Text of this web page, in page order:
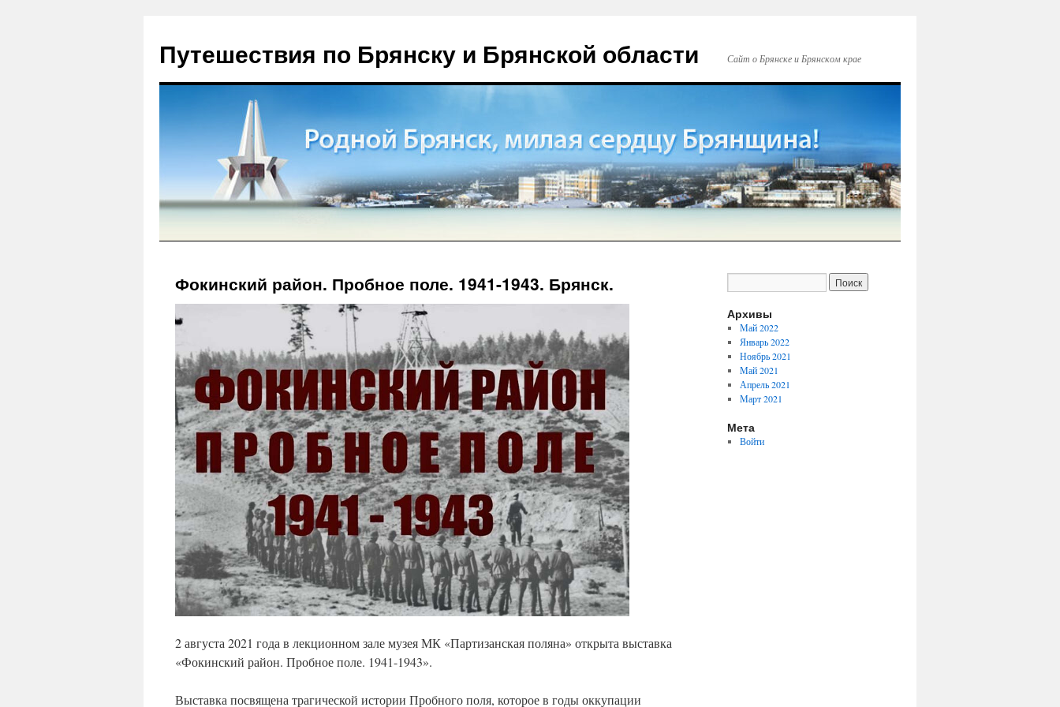
Путешествия по Брянску и Брянской области Сайт о Брянске и Брянском крае
Фокинский район. Пробное поле. 1941-1943. Брянск.
2 августа 2021 года в лекционном зале музея МК «Партизанская поляна» открыта выставка
«Фокинский район. Пробное поле. 1941-1943».
Выставка посвящена трагической истории Пробного поля, которое в годы оккупации
Архивы
Май 2022
Январь 2022
Ноябрь 2021
Май 2021
Апрель 2021
Март 2021
Мета
Войти